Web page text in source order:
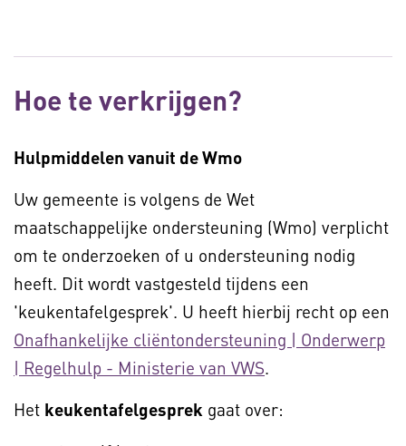
Hoe te verkrijgen?
Hulpmiddelen vanuit de Wmo
Uw gemeente is volgens de Wet
maatschappelijke ondersteuning (Wmo) verplicht
om te onderzoeken of u ondersteuning nodig
heeft. Dit wordt vastgesteld tijdens een
'keukentafelgesprek'. U heeft hierbij recht op een
Onafhankelijke cliëntondersteuning | Onderwerp
| Regelhulp - Ministerie van VWS.
Het keukentafelgesprek gaat over: